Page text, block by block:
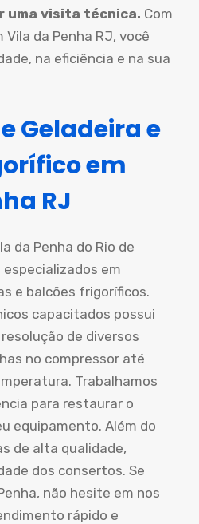
uma visita técnica. Com
da Penha RJ, você
na eficiência e na sua
Geladeira e
em
RJ
da Penha do Rio de
em
e balcões frigoríficos.
capacitados possui
de diversos
no compressor até
Trabalhamos
para restaurar o
equipamento. Além do
de alta qualidade,
dos consertos. Se
não hesite em nos
rápido e